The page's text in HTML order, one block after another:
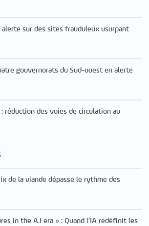
alerte sur des sites frauduleux usurpant
gouvernorats du Sud-ouest en alerte
: réduction des voies de circulation au
de la viande dépasse le rythme des
in the A.I era » : Quand l’IA redéfinit les